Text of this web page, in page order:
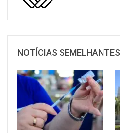
NOTÍCIAS SEMELHANTES